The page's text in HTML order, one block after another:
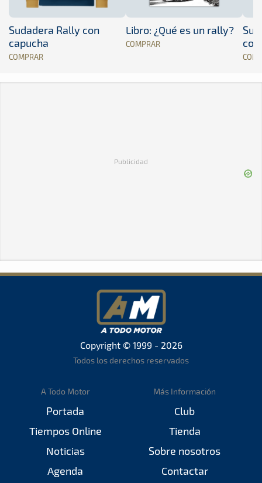
Sudadera Rally con
capucha
COMPRAR
Libro: ¿Qué es un rally?
COMPRAR
Publicidad
Copyright © 1999 - 2026
Todos los derechos reservados
A Todo Motor
Portada
Tiempos Online
Noticias
Agenda
Más Información
Club
Tienda
Sobre nosotros
Contactar